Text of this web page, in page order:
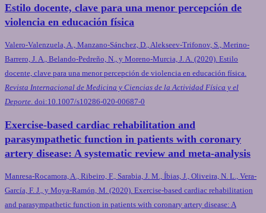
Estilo docente, clave para una menor percepción de
violencia en educación física
Valero-Valenzuela, A., Manzano-Sánchez, D., Alekseev-Trifonov, S., Merino-
Barrero, J. A., Belando-Pedreño, N., y Moreno-Murcia, J. A. (2020). Estilo
docente, clave para una menor percepción de violencia en educación física.
Revista Internacional de Medicina y Ciencias de la Actividad Física y el
Deporte. doi:10.1007/s10286-020-00687-0
Exercise-based cardiac rehabilitation and
parasympathetic function in patients with coronary
artery disease: A systematic review and meta-analysis
Manresa-Rocamora, A., Ribeiro, F., Sarabia, J. M., Íbias, J., Oliveira, N. L., Vera-
García, F. J., y Moya-Ramón, M. (2020). Exercise-based cardiac rehabilitation
and parasympathetic function in patients with coronary artery disease: A